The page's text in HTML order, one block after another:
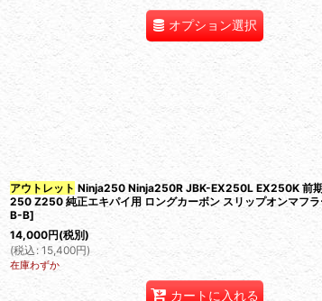
オプション選択
アウトレット Ninja250 Ninja250R JBK-EX250L EX250K 前
250 Z250 純正エキパイ用 ロングカーボン スリップオンマフ
B-B]
14,000円(税別)
(税込: 15,400円)
在庫わずか
カートに入れる